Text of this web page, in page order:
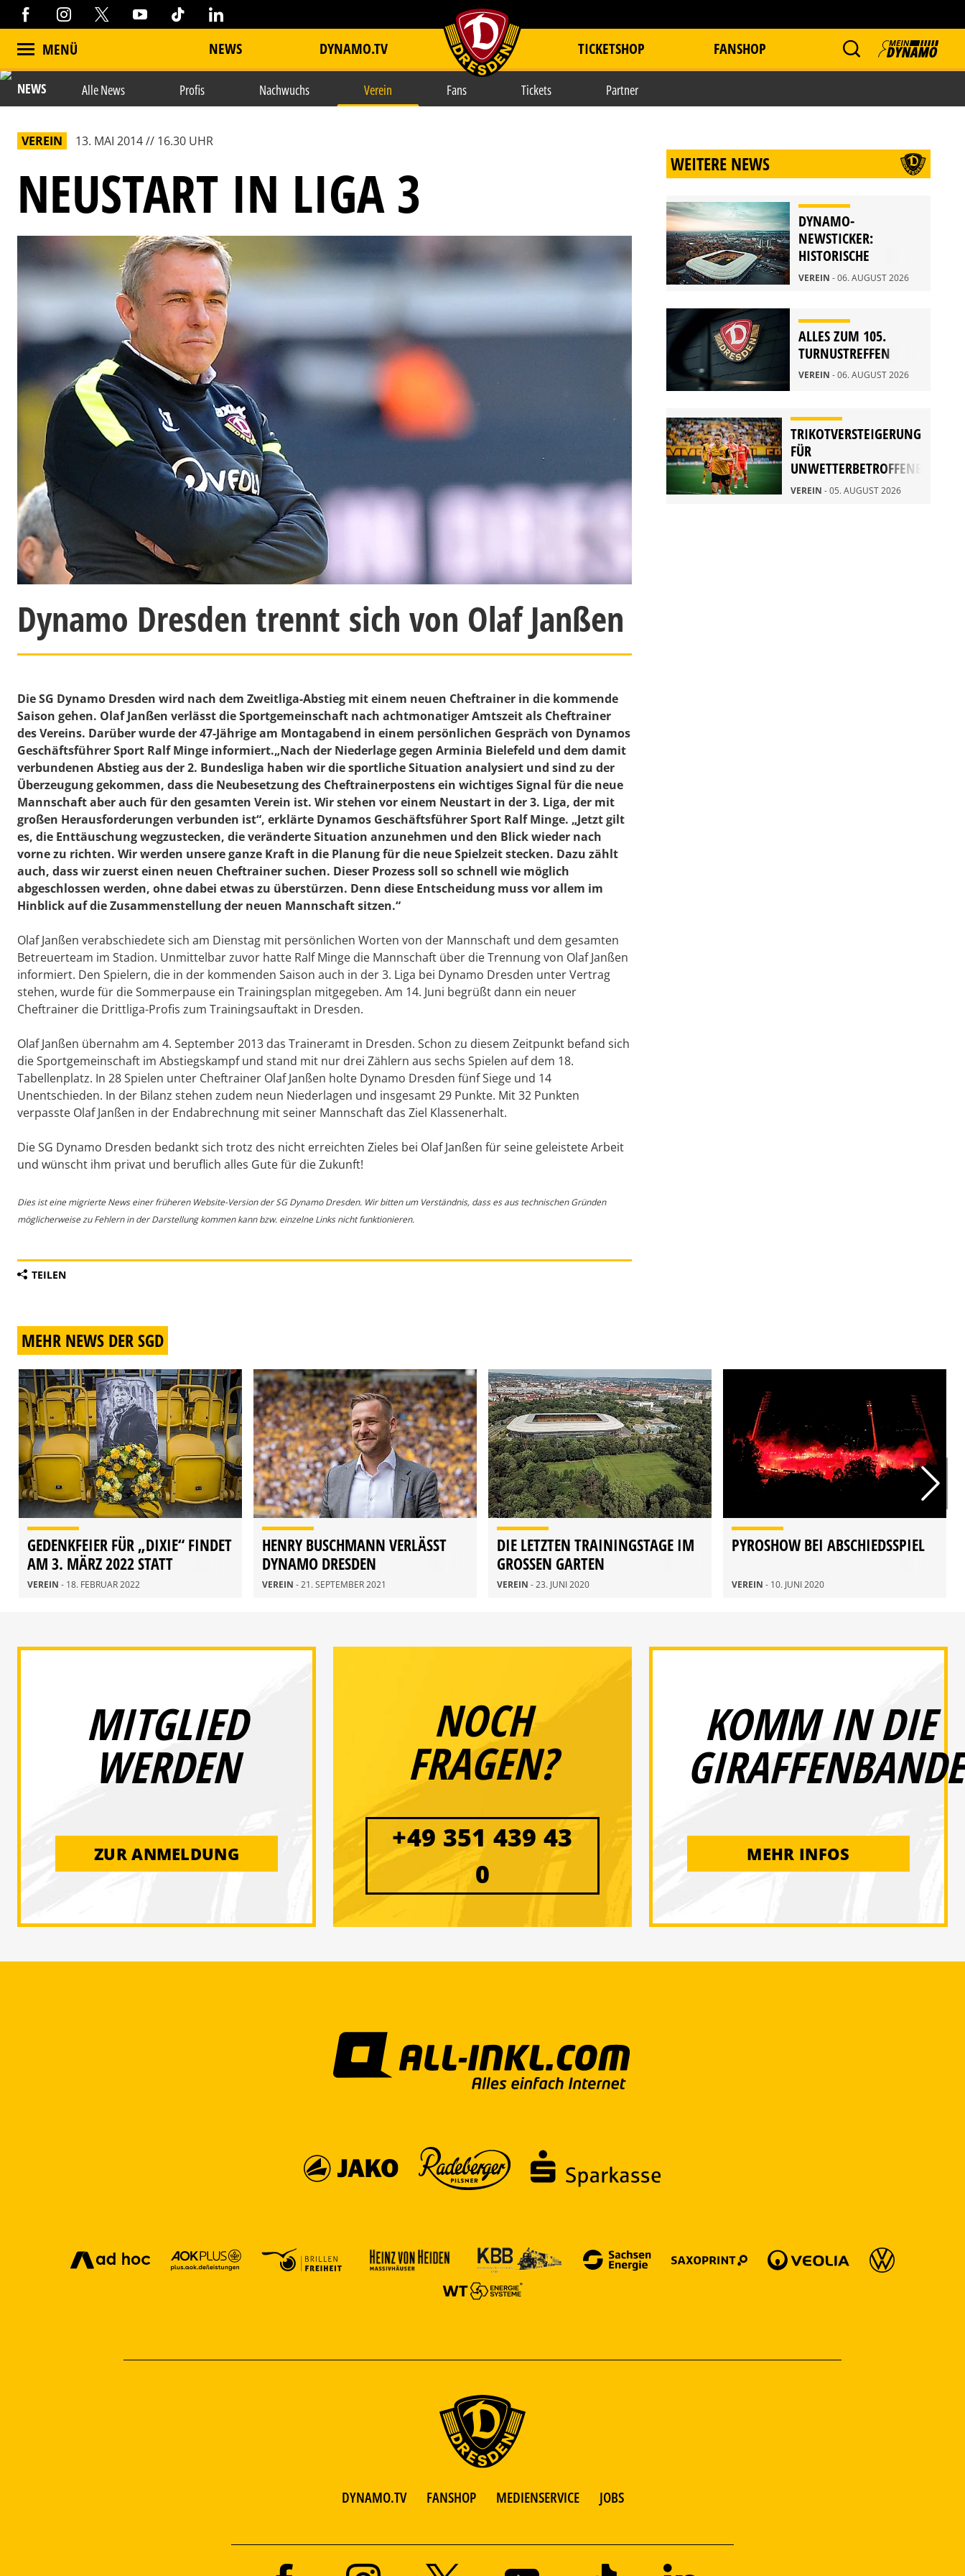
MENÜ NEWS DYNAMO.TV item.title TICKETSHOP FANSHOP
NEWS Alle News Profis Nachwuchs Verein Fans Tickets Partner
VEREIN 13. MAI 2014 // 16.30 UHR
NEUSTART IN LIGA 3
Dynamo Dresden trennt sich von Olaf Janßen
Die SG Dynamo Dresden wird nach dem Zweitliga-Abstieg mit einem neuen Cheftrainer in die kommende
Saison gehen. Olaf Janßen verlässt die Sportgemeinschaft nach achtmonatiger Amtszeit als Cheftrainer
des Vereins. Darüber wurde der 47-Jährige am Montagabend in einem persönlichen Gespräch von Dynamos
Geschäftsführer Sport Ralf Minge informiert.„Nach der Niederlage gegen Arminia Bielefeld und dem damit
verbundenen Abstieg aus der 2. Bundesliga haben wir die sportliche Situation analysiert und sind zu der
Überzeugung gekommen, dass die Neubesetzung des Cheftrainerpostens ein wichtiges Signal für die neue
Mannschaft aber auch für den gesamten Verein ist. Wir stehen vor einem Neustart in der 3. Liga, der mit
großen Herausforderungen verbunden ist“, erklärte Dynamos Geschäftsführer Sport Ralf Minge. „Jetzt gilt
es, die Enttäuschung wegzustecken, die veränderte Situation anzunehmen und den Blick wieder nach
vorne zu richten. Wir werden unsere ganze Kraft in die Planung für die neue Spielzeit stecken. Dazu zählt
auch, dass wir zuerst einen neuen Cheftrainer suchen. Dieser Prozess soll so schnell wie möglich
abgeschlossen werden, ohne dabei etwas zu überstürzen. Denn diese Entscheidung muss vor allem im
Hinblick auf die Zusammenstellung der neuen Mannschaft sitzen.“
Olaf Janßen verabschiedete sich am Dienstag mit persönlichen Worten von der Mannschaft und dem gesamten
Betreuerteam im Stadion. Unmittelbar zuvor hatte Ralf Minge die Mannschaft über die Trennung von Olaf Janßen
informiert. Den Spielern, die in der kommenden Saison auch in der 3. Liga bei Dynamo Dresden unter Vertrag
stehen, wurde für die Sommerpause ein Trainingsplan mitgegeben. Am 14. Juni begrüßt dann ein neuer
Cheftrainer die Drittliga-Profis zum Trainingsauftakt in Dresden.
Olaf Janßen übernahm am 4. September 2013 das Traineramt in Dresden. Schon zu diesem Zeitpunkt befand sich
die Sportgemeinschaft im Abstiegskampf und stand mit nur drei Zählern aus sechs Spielen auf dem 18.
Tabellenplatz. In 28 Spielen unter Cheftrainer Olaf Janßen holte Dynamo Dresden fünf Siege und 14
Unentschieden. In der Bilanz stehen zudem neun Niederlagen und insgesamt 29 Punkte. Mit 32 Punkten
verpasste Olaf Janßen in der Endabrechnung mit seiner Mannschaft das Ziel Klassenerhalt.
Die SG Dynamo Dresden bedankt sich trotz des nicht erreichten Zieles bei Olaf Janßen für seine geleistete Arbeit
und wünscht ihm privat und beruflich alles Gute für die Zukunft!
Dies ist eine migrierte News einer früheren Website-Version der SG Dynamo Dresden. Wir bitten um Verständnis, dass es aus technischen Gründen
möglicherweise zu Fehlern in der Darstellung kommen kann bzw. einzelne Links nicht funktionieren.
TEILEN
WEITERE NEWS
DYNAMO-
NEWSTICKER:
HISTORISCHE
STADIONFÜHRUNG
VEREIN - 06. AUGUST 2026
ALLES ZUM 105.
TURNUSTREFFEN
VEREIN - 06. AUGUST 2026
TRIKOTVERSTEIGERUNG
FÜR
UNWETTERBETROFFENE
IN RATHEN
VEREIN - 05. AUGUST 2026
MEHR NEWS DER SGD
GEDENKFEIER FÜR „DIXIE“ FINDET
AM 3. MÄRZ 2022 STATT
VEREIN - 18. FEBRUAR 2022
HENRY BUSCHMANN VERLÄSST
DYNAMO DRESDEN
VEREIN - 21. SEPTEMBER 2021
DIE LETZTEN TRAININGSTAGE IM
GROSSEN GARTEN
VEREIN - 23. JUNI 2020
PYROSHOW BEI ABSCHIEDSSPIEL
VEREIN - 10. JUNI 2020
MITGLIED
WERDEN
ZUR ANMELDUNG
NOCH
FRAGEN?
+49 351 439 43
0
KOMM IN DIE
GIRAFFENBANDE
MEHR INFOS
DYNAMO.TV FANSHOP MEDIENSERVICE JOBS